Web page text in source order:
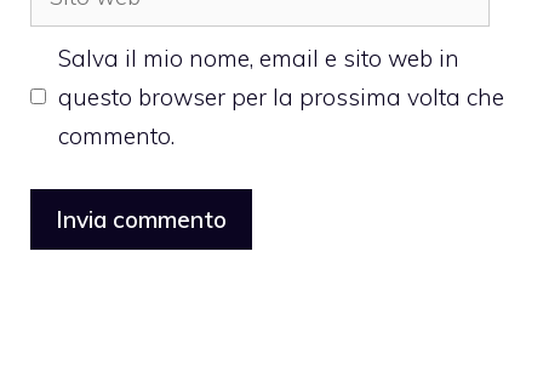
web
Salva il mio nome, email e sito web in
questo browser per la prossima volta che
commento.